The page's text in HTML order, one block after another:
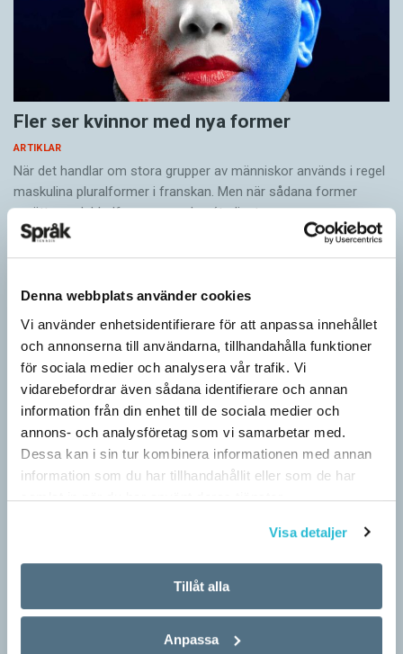
Denna webbplats använder cookies
Vi använder enhetsidentifierare för att anpassa innehållet
och annonserna till användarna, tillhandahålla funktioner
för sociala medier och analysera vår trafik. Vi
vidarebefordrar även sådana identifierare och annan
information från din enhet till de sociala medier och
annons- och analysföretag som vi samarbetar med.
Dessa kan i sin tur kombinera informationen med annan
information som du har tillhandahållit eller som de har
samlat in när du har använt deras tjänster.
Visa detaljer
Tillåt alla
Anpassa
Fler ser kvinnor med nya former
ARTIKLAR
När det handlar om stora grupper av människor används i regel
maskulina pluralformer i franskan. Men när sådana ­former
ersätts av dubbel­former som les étudiantes…
Pronomen avslöjar vem som ska tala
Vid två års ålder har barn begränsad förståelse för